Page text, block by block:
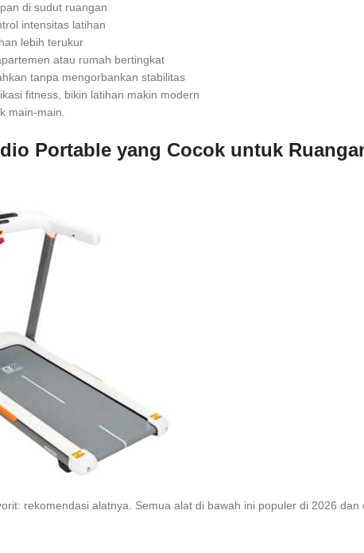
di sudut ruangan
intensitas latihan
lebih terukur
atau rumah bertingkat
tanpa mengorbankan stabilitas
fitness, bikin latihan makin modern
main-main.
Portable yang Cocok untuk
rekomendasi alatnya. Semua alat di bawah ini populer di 2026 dan